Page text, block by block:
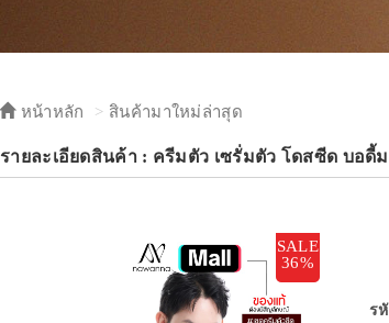
หน้าหลัก สินค้ามาใหม่ล่าสุด
รายละเอียดสินค้า : ครีมตัว เซรั่มตัว โดสซีด บอ
SALE
36%
ร